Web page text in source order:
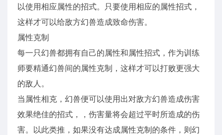
以使用相应属性的招式。只要使用相应的属性招式，
这样才可以给敌方幻兽造成致命伤害。
属性克制
每一只幻兽都拥有自己的属性和属性招式，作为训练
师要精通幻兽间的属性克制，这样才可以打败更强大
的敌人。
当属性相克，幻兽便可以使用出对敌方幻兽造成伤害
效果绝佳的招式，，伤害量将会超过平时所造成的伤
害。以此类推，如果没有达成属性克制的条件，则幻